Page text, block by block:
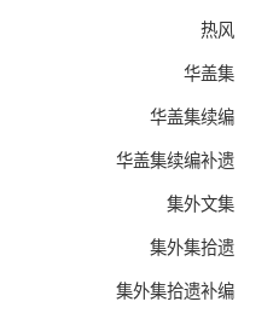
热风
华盖集
华盖集续编
华盖集续编补遗
集外文集
集外集拾遗
集外集拾遗补编